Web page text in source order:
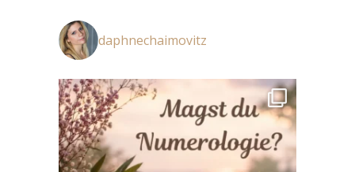
daphnechaimovitz